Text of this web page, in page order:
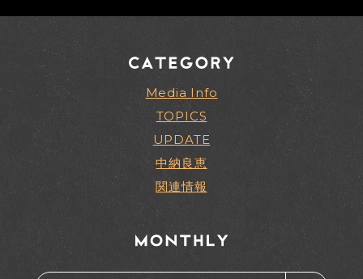
Media Info
TOPICS
UPDATE
中納良恵
関連情報